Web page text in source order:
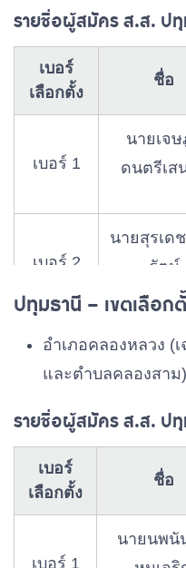
เบอร์ 7
นายต่อวง
แสน
เบอร์ 8
นายนพพร
ขำ
นายสุร
พรหมมา
รายชื่อผู้สมัคร ส.ส. ปทุ
เบอร์
เลือกตั้ง
ชื่อ
เบอร์ 1
นายเจ
ดนตรีเส
เบอร์ 2
นายสุรเด
รัตน์
เบอร์ 3
นายนพด
ดาแย้ม
เบอร์ 4
พันจ่าอา
เอกสฤษดิ์
นายคิว อ
ปทุมธานี – เขตเลือก
อําเภอคลองหลวง (
และตําบลคลองสาม)
รายชื่อผู้สมัคร ส.ส. ปทุ
เบอร์
เลือกตั้ง
ชื่อ
เบอร์ 1
นายนพนั